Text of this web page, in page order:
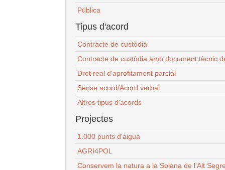
Pública
Tipus d'acord
Contracte de custòdia
Contracte de custòdia amb document tècnic
Dret real d'aprofitament parcial
Sense acord/Acord verbal
Altres tipus d'acords
Projectes
1.000 punts d'aigua
AGRI4POL
Conservem la natura a la Solana de l'Alt